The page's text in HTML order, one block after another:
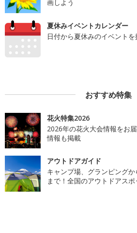
画しよう
夏休みイベントカレンダー
日付から夏休みのイベントを
おすすめ特集
花火特集2026
2026年の花火大会情報をお
情報も掲載
アウトドアガイド
キャンプ場、グランピング
まで！全国のアウトドアス